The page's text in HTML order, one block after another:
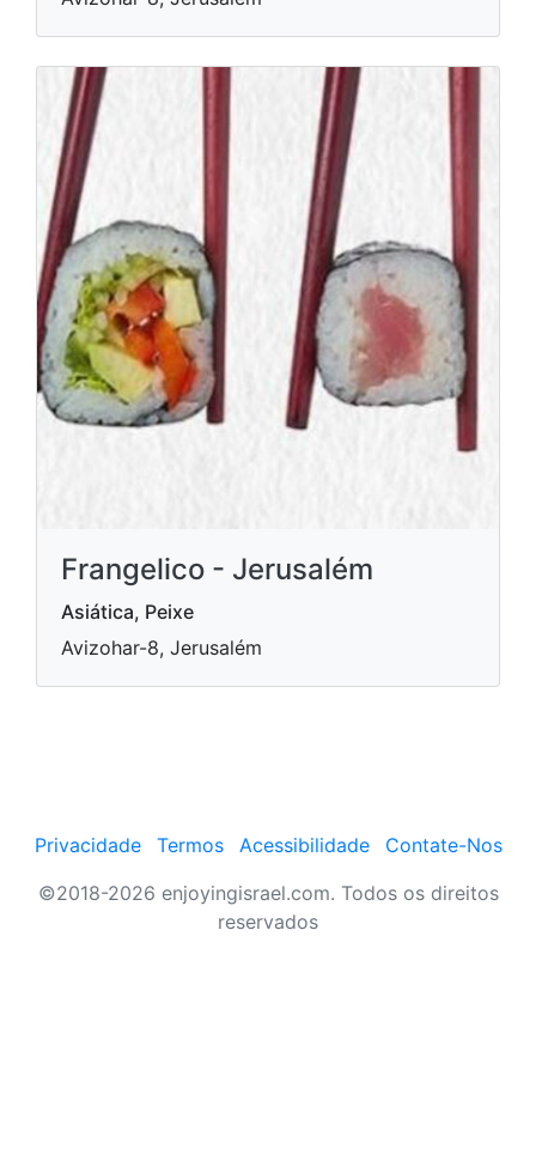
Frangelico - Jerusalém
Asiática, Peixe
Avizohar-8, Jerusalém
Privacidade Termos Acessibilidade
Contate-Nos
©2018-2026 enjoyingisrael.com. Todos os direitos
reservados